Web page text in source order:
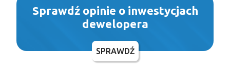
Sprawdź opinie o inwestycjach
dewelopera
SPRAWDŹ